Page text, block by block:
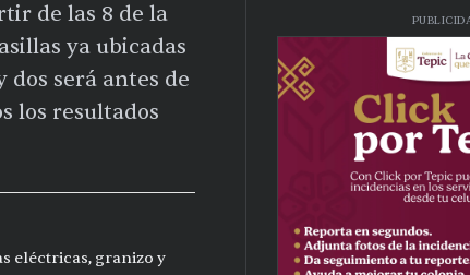
de las 8 de la
ya ubicadas
dos será antes de
los resultados
eléctricas, granizo y